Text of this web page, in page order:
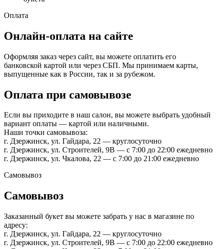
Оплата
Онлайн-оплата на сайте
Оформляя заказ через сайт, вы можете оплатить его
банковской картой или через СБП. Мы принимаем карты,
выпущенные как в России, так и за рубежом.
Оплата при самовывозе
Если вы приходите в наш салон, вы можете выбрать удобный
вариант оплаты — картой или наличными.
Наши точки самовывоза:
г. Дзержинск, ул. Гайдара, 22 — круглосуточно
г. Дзержинск, ул. Строителей, 9В — с 7:00 до 22:00 ежедневно
г. Дзержинск, ул. Чкалова, 22 — с 7:00 до 21:00 ежедневно
Самовывоз
Самовывоз
Заказанный букет вы можете забрать у нас в магазине по
адресу:
г. Дзержинск, ул. Гайдара, 22 — круглосуточно
г. Дзержинск, ул. Строителей, 9В — с 7:00 до 22:00 ежедневно